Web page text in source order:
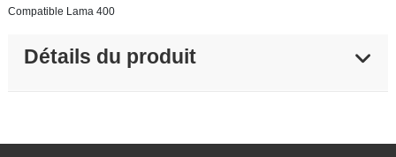
Compatible Lama 400
Détails du produit